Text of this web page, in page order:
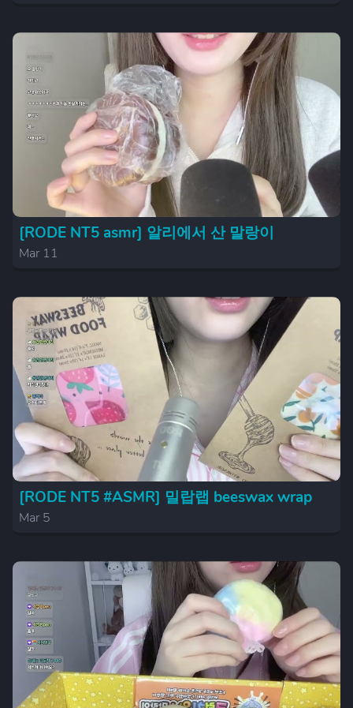
[RODE NT5 asmr] 알리에서 산 말랑이
Mar 11
[RODE NT5 #ASMR] 밀랍랩 beeswax wrap
Mar 5